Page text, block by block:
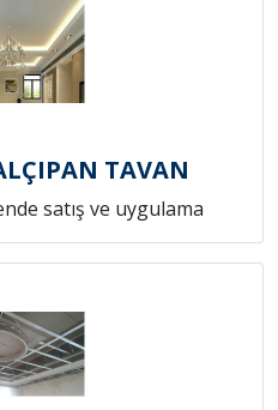
TAVAN
satış ve uygulama